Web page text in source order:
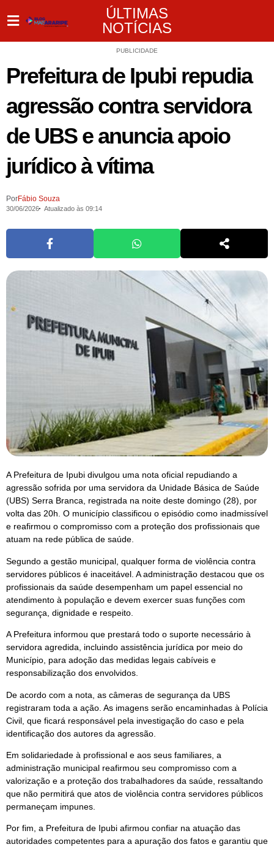
ÚLTIMAS
NOTÍCIAS
PUBLICIDADE
Prefeitura de Ipubi repudia
agressão contra servidora
de UBS e anuncia apoio
jurídico à vítima
PorFábio Souza
30/06/2026 Atualizado às 09:14
A Prefeitura de Ipubi divulgou uma nota oficial repudiando a
agressão sofrida por uma servidora da Unidade Básica de Saúde
(UBS) Serra Branca, registrada na noite deste domingo (28), por
volta das 20h. O município classificou o episódio como inadmissível
e reafirmou o compromisso com a proteção dos profissionais que
atuam na rede pública de saúde.
Segundo a gestão municipal, qualquer forma de violência contra
servidores públicos é inaceitável. A administração destacou que os
profissionais da saúde desempenham um papel essencial no
atendimento à população e devem exercer suas funções com
segurança, dignidade e respeito.
A Prefeitura informou que prestará todo o suporte necessário à
servidora agredida, incluindo assistência jurídica por meio do
Município, para adoção das medidas legais cabíveis e
responsabilização dos envolvidos.
De acordo com a nota, as câmeras de segurança da UBS
registraram toda a ação. As imagens serão encaminhadas à Polícia
Civil, que ficará responsável pela investigação do caso e pela
identificação dos autores da agressão.
Em solidariedade à profissional e aos seus familiares, a
administração municipal reafirmou seu compromisso com a
valorização e a proteção dos trabalhadores da saúde, ressaltando
que não permitirá que atos de violência contra servidores públicos
permaneçam impunes.
Por fim, a Prefeitura de Ipubi afirmou confiar na atuação das
autoridades competentes para a apuração dos fatos e garantiu que